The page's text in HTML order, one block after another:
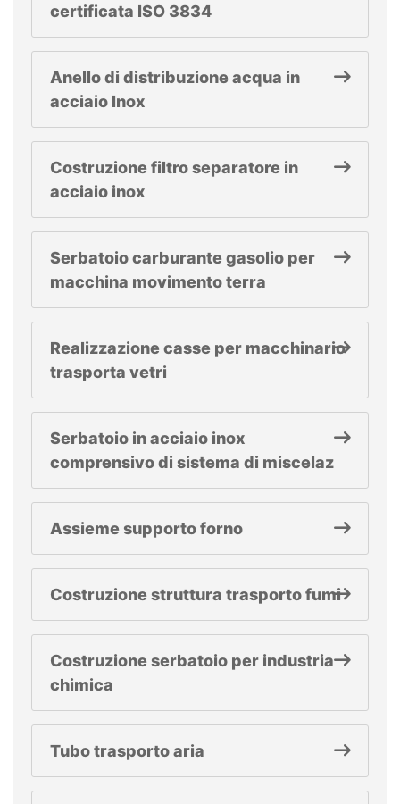
certificata ISO 3834
Anello di distribuzione acqua in
acciaio Inox
Costruzione filtro separatore in
acciaio inox
Serbatoio carburante gasolio per
macchina movimento terra
Realizzazione casse per macchinario
trasporta vetri
Serbatoio in acciaio inox
comprensivo di sistema di miscelaz
Assieme supporto forno
Costruzione struttura trasporto fumi
Costruzione serbatoio per industria
chimica
Tubo trasporto aria